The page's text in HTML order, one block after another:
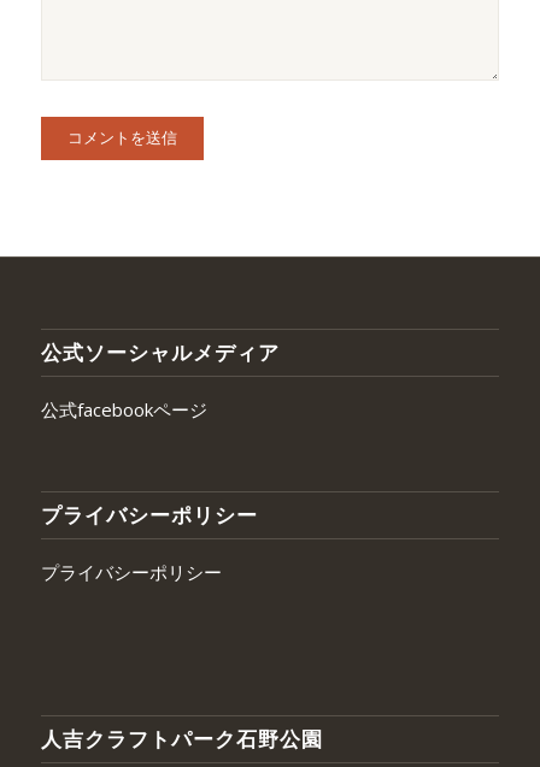
公式ソーシャルメディア
公式facebookページ
プライバシーポリシー
プライバシーポリシー
人吉クラフトパーク石野公園